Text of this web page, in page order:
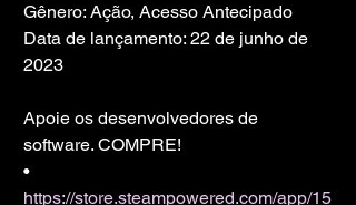
Gênero: Ação, Acesso Antecipado
Data de lançamento: 22 de junho de
2023
Apoie os desenvolvedores de
software. COMPRE!
•
https://store.steampowered.com/app/15